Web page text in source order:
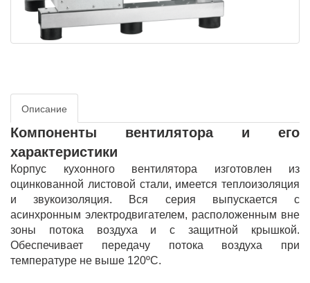
Описание
Компоненты вентилятора и его
характеристики
Корпус кухонного вентилятора изготовлен из
оцинкованной листовой стали, имеется теплоизоляция
и звукоизоляция. Вся серия выпускается с
асинхронным электродвигателем, расположенным вне
зоны потока воздуха и с защитной крышкой.
Обеспечивает передачу потока воздуха при
температуре не выше 120ºС.